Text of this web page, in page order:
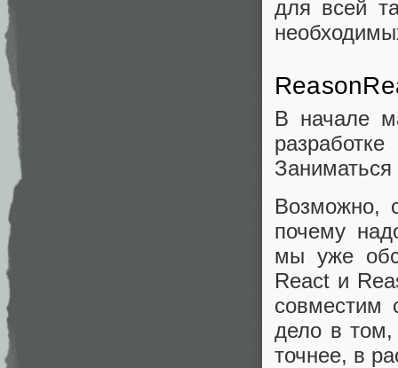
для всей
В начале
Возможно,
почему
мы уже
React и
совместим
дело в том,
точнее, в